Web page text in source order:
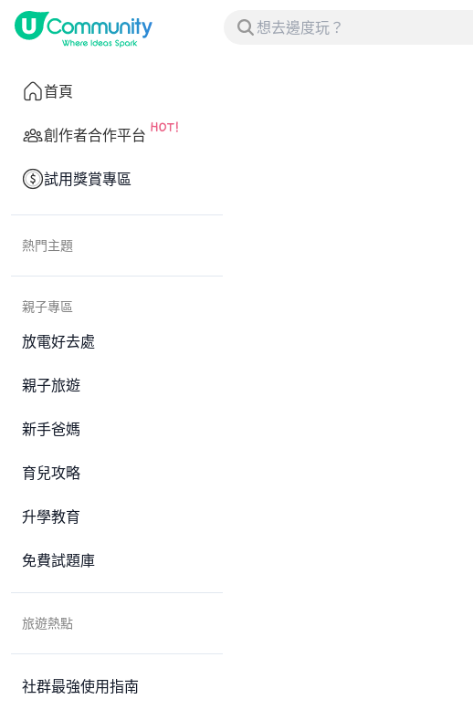
首頁
創作者合作平台
試用獎賞專區
熱門主題
親子專區
放電好去處
親子旅遊
新手爸媽
育兒攻略
升學教育
免費試題庫
旅遊熱點
社群最強使用指南